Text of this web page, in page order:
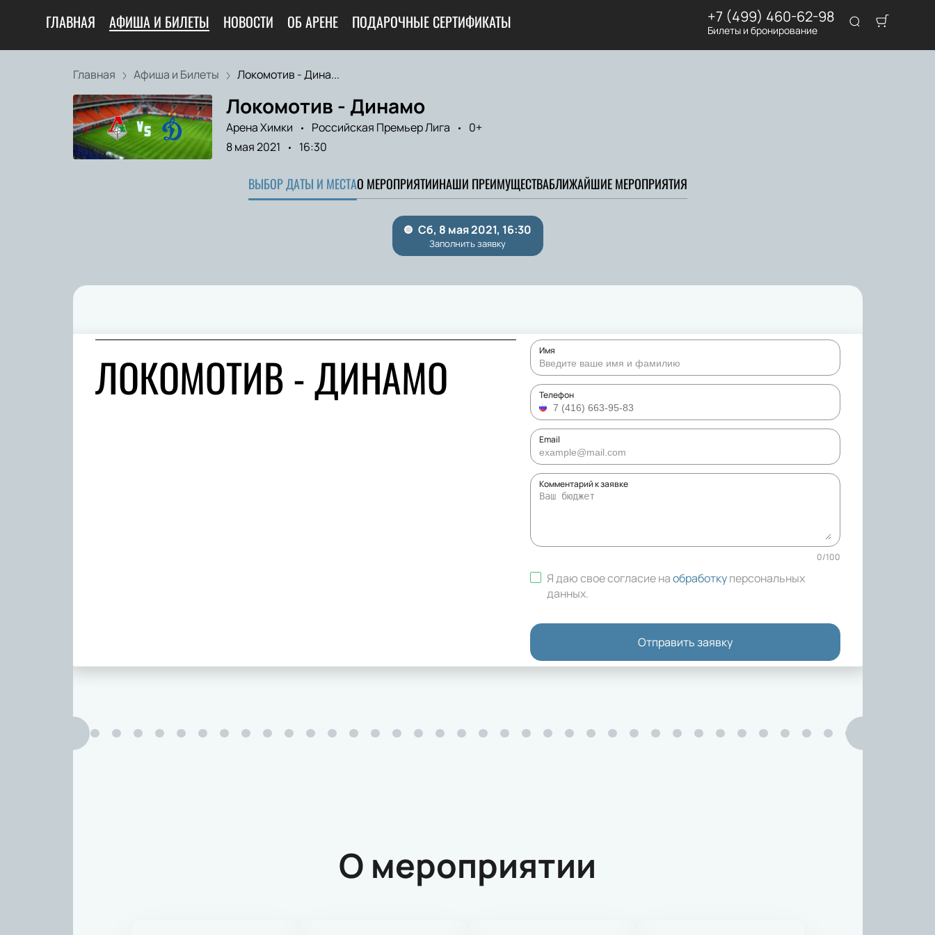
ГЛАВНАЯ АФИША И БИЛЕТЫ НОВОСТИ ОБ АРЕНЕ ПОДАРОЧНЫЕ СЕРТИФИКАТЫ +7 (499) 460-62-98
Билеты и бронирование
Главная Афиша и Билеты Локомотив - Дина...
Локомотив - Динамо
Арена Химки Российская Премьер Лига
0+
8 мая 2021
16:30
ВЫБОР ДАТЫ И МЕСТАО МЕРОПРИЯТИИНАШИ ПРЕИМУЩЕСТВАБЛИЖАЙШИЕ МЕРОПРИЯТИЯ
ЛОКОМОТИВ - ДИНАМО Имя
Телефон
Email
Комментарий к заявке
0/100
Я даю свое согласие наобработку персональных
данных.
Отправить заявку
О мероприятии